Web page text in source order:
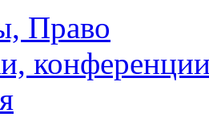
Право